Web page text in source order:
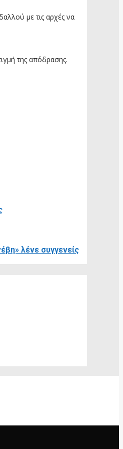
με τις αρχές να
της απόδρασης.
λένε συγγενείς